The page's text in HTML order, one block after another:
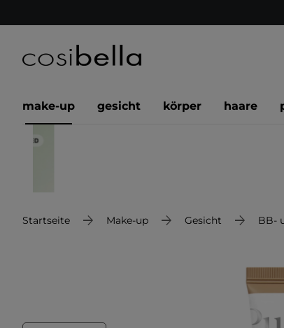
make-up gesicht körper haare
Startseite Make-up Gesicht BB-